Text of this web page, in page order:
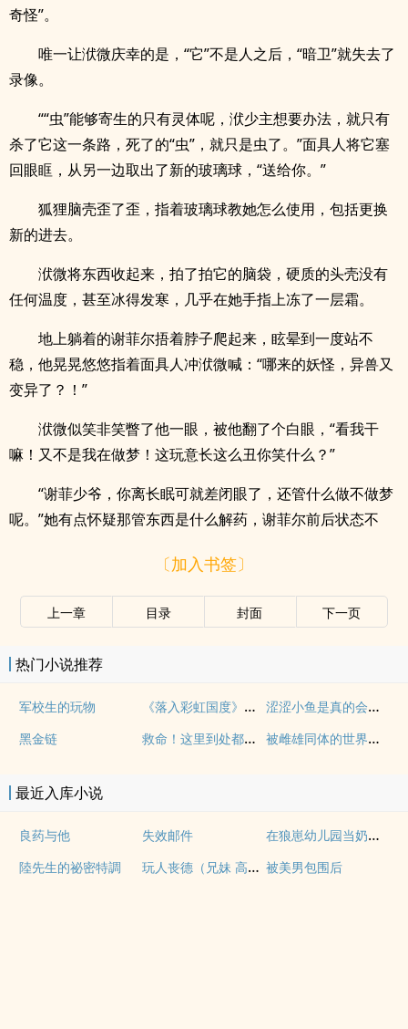
奇怪”。
唯一让洑微庆幸的是，“它”不是人之后，“暗卫”就失去了
录像。
““虫”能够寄生的只有灵体呢，洑少主想要办法，就只有
杀了它这一条路，死了的“虫”，就只是虫了。”面具人将它塞
回眼眶，从另一边取出了新的玻璃球，“送给你。”
狐狸脑壳歪了歪，指着玻璃球教她怎么使用，包括更换
新的进去。
洑微将东西收起来，拍了拍它的脑袋，硬质的头壳没有
任何温度，甚至冰得发寒，几乎在她手指上冻了一层霜。
地上躺着的谢菲尔捂着脖子爬起来，眩晕到一度站不
稳，他晃晃悠悠指着面具人冲洑微喊：“哪来的妖怪，异兽又
变异了？！”
洑微似笑非笑瞥了他一眼，被他翻了个白眼，“看我干
嘛！又不是我在做梦！这玩意长这么丑你笑什么？”
“谢菲少爷，你离长眠可就差闭眼了，还管什么做不做梦
呢。”她有点怀疑那管东西是什么解药，谢菲尔前后状态不
〔加入书签〕
上一章 目录 封面 下一页
热门小说推荐
军校生的玩物 《落入彩虹国度》穿越+西幻+言情 涩涩小鱼是真的会被干透
黑金链 救命！这里到处都是阴暗批（西幻NPH） 被雌雄同体的世界爆炒了（玄幻nph）
最近入库小说
良药与他 失效邮件 在狼崽幼儿园当奶爸的日常
陸先生的祕密特調 玩人丧德（兄妹 高H） 被美男包围后